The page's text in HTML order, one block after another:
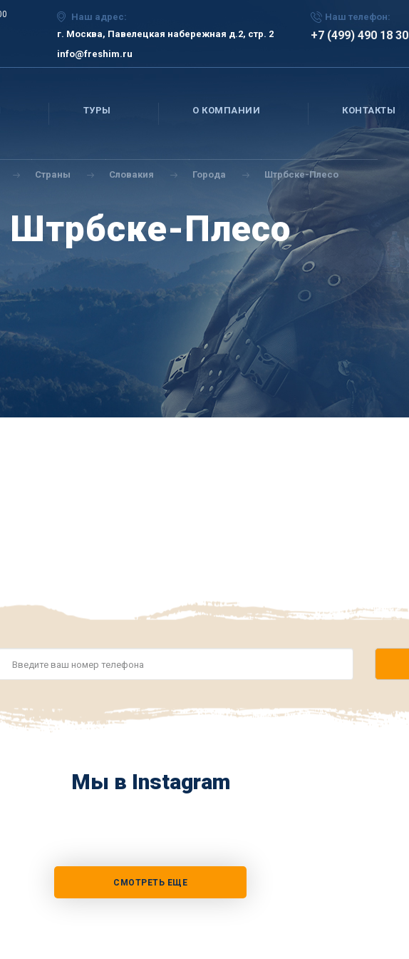
Наш адрес:
г. Москва, Павелецкая набережная д.2, стр. 2
info@freshim.ru
Наш телефон:
+7 (499) 490 18 30
ТУРЫ О КОМПАНИИ КОНТАКТЫ
Страны Словакия Города Штрбске-Плесо
Штрбске-Плесо
Мы в Instagram
СМОТРЕТЬ ЕЩЕ